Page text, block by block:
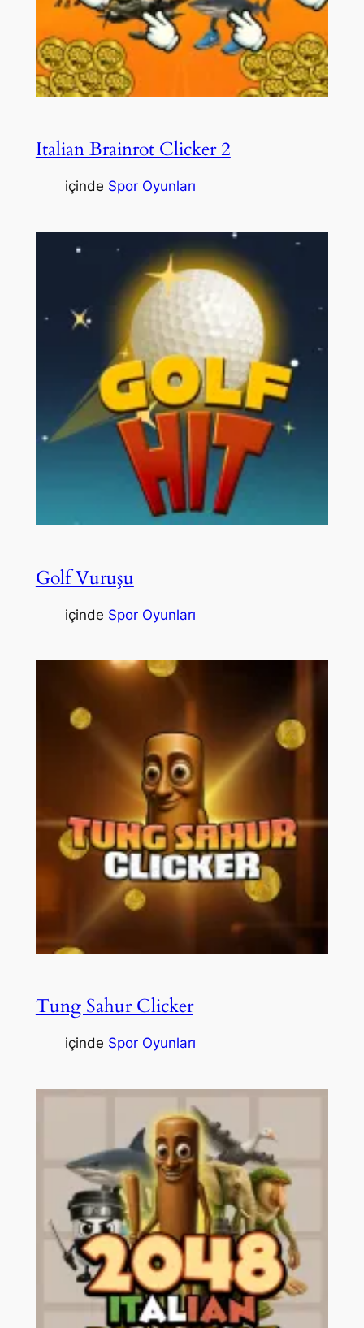
Italian Brainrot Clicker 2
içinde Spor Oyunları
Golf Vuruşu
içinde Spor Oyunları
Tung Sahur Clicker
içinde Spor Oyunları